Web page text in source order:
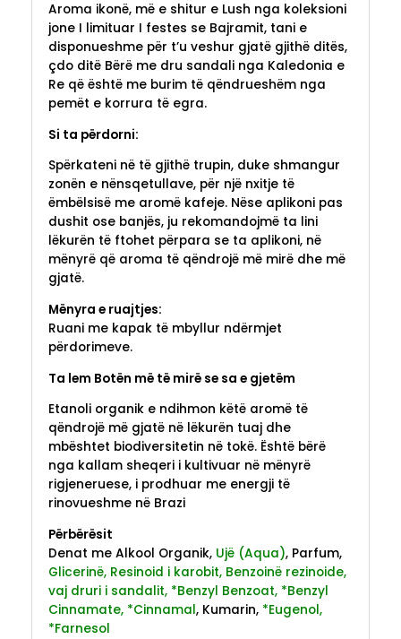
Aroma ikonë, më e shitur e Lush nga koleksioni
jone I limituar I festes se Bajramit, tani e
disponueshme për t’u veshur gjatë gjithë ditës,
çdo ditë Bërë me dru sandali nga Kaledonia e
Re që është me burim të qëndrueshëm nga
pemët e korrura të egra.
Si ta përdorni:
Spërkateni në të gjithë trupin, duke shmangur
zonën e nënsqetullave, për një nxitje të
ëmbëlsisë me aromë kafeje. Nëse aplikoni pas
dushit ose banjës, ju rekomandojmë ta lini
lëkurën të ftohet përpara se ta aplikoni, në
mënyrë që aroma të qëndrojë më mirë dhe më
gjatë.
Mënyra e ruajtjes:
Ruani me kapak të mbyllur ndërmjet
përdorimeve.
Ta lem Botën më të mirë se sa e gjetëm
Etanoli organik e ndihmon këtë aromë të
qëndrojë më gjatë në lëkurën tuaj dhe
mbështet biodiversitetin në tokë. Është bërë
nga kallam sheqeri i kultivuar në mënyrë
rigjeneruese, i prodhuar me energji të
rinovueshme në Brazi
Përbërësit
Denat me Alkool Organik, Ujë (Aqua), Parfum,
Glicerinë, Resinoid i karobit, Benzoinë rezinoide,
vaj druri i sandalit, *Benzyl Benzoat, *Benzyl
Cinnamate, *Cinnamal, Kumarin, *Eugenol,
*Farnesol